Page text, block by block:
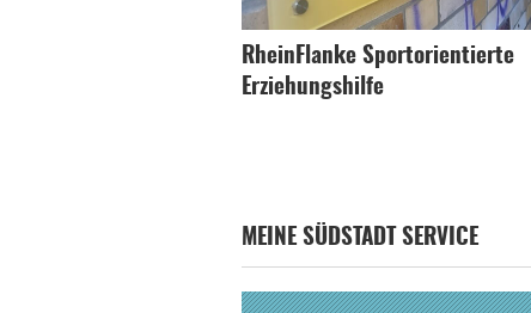
RheinFlanke Sportorientierte
Erziehungshilfe
MEINE SÜDSTADT SERVICE